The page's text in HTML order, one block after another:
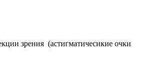
зрения (астигматичесикие очки